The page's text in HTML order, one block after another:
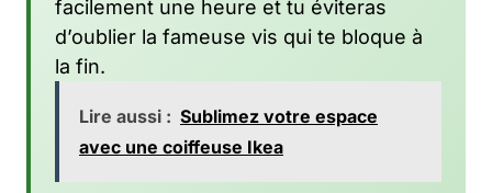
facilement une heure et tu éviteras
d’oublier la fameuse vis qui te bloque à
la fin.
Lire aussi : Sublimez votre espace
avec une coiffeuse Ikea